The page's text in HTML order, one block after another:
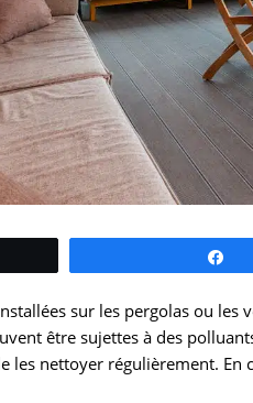
sur les pergolas ou les
être sujettes à des
les nettoyer régulièrement.